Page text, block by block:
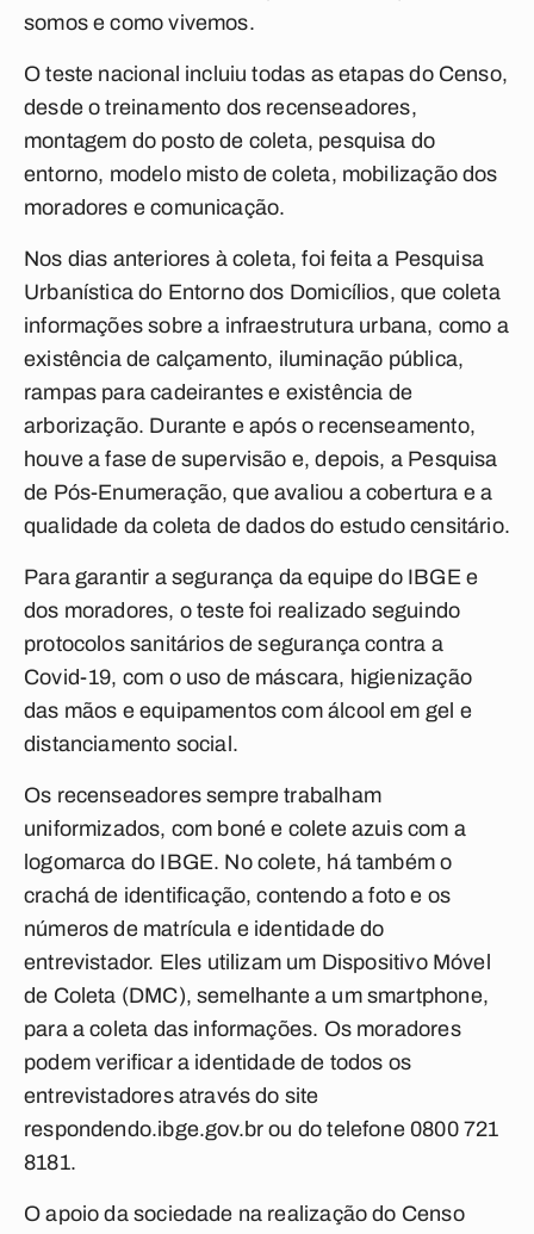
somos e como vivemos.
O teste nacional incluiu todas as etapas do Censo,
desde o treinamento dos recenseadores,
montagem do posto de coleta, pesquisa do
entorno, modelo misto de coleta, mobilização dos
moradores e comunicação.
Nos dias anteriores à coleta, foi feita a Pesquisa
Urbanística do Entorno dos Domicílios, que coleta
informações sobre a infraestrutura urbana, como a
existência de calçamento, iluminação pública,
rampas para cadeirantes e existência de
arborização. Durante e após o recenseamento,
houve a fase de supervisão e, depois, a Pesquisa
de Pós-Enumeração, que avaliou a cobertura e a
qualidade da coleta de dados do estudo censitário.
Para garantir a segurança da equipe do IBGE e
dos moradores, o teste foi realizado seguindo
protocolos sanitários de segurança contra a
Covid-19, com o uso de máscara, higienização
das mãos e equipamentos com álcool em gel e
distanciamento social.
Os recenseadores sempre trabalham
uniformizados, com boné e colete azuis com a
logomarca do IBGE. No colete, há também o
crachá de identificação, contendo a foto e os
números de matrícula e identidade do
entrevistador. Eles utilizam um Dispositivo Móvel
de Coleta (DMC), semelhante a um smartphone,
para a coleta das informações. Os moradores
podem verificar a identidade de todos os
entrevistadores através do site
respondendo.ibge.gov.br ou do telefone 0800 721
8181.
O apoio da sociedade na realização do Censo